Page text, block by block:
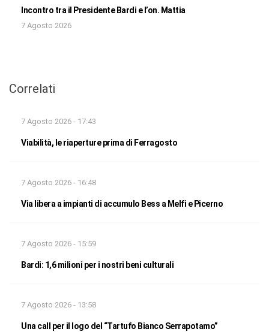
Incontro tra il Presidente Bardi e l’on. Mattia
7 Agosto 2026
Correlati
7 Agosto 2026 - 17:43
Viabilità, le riaperture prima di Ferragosto
7 Agosto 2026 - 16:48
Via libera a impianti di accumulo Bess a Melfi e Picerno
7 Agosto 2026 - 15:59
Bardi: 1,6 milioni per i nostri beni culturali
7 Agosto 2026 - 13:58
Una call per il logo del “Tartufo Bianco Serrapotamo”